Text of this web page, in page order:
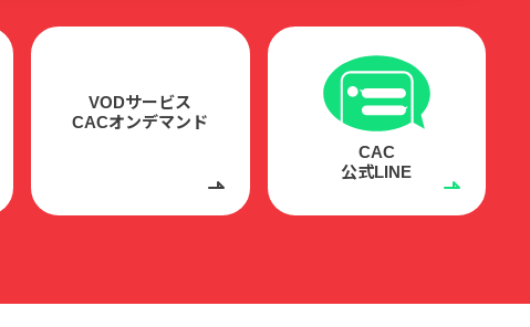
VODサービス
CACオンデマンド
CAC
公式LINE